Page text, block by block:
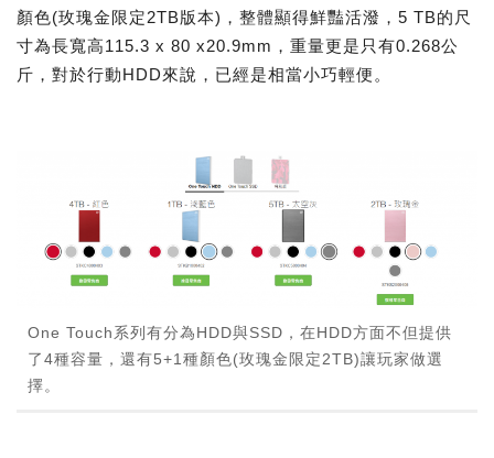
顏色(玫瑰金限定2TB版本)，整體顯得鮮豔活潑，5 TB的尺
寸為長寬高115.3 x 80 x20.9mm，重量更是只有0.268公
斤，對於行動HDD來說，已經是相當小巧輕便。
One Touch系列有分為HDD與SSD，在HDD方面不但提供
了4種容量，還有5+1種顏色(玫瑰金限定2TB)讓玩家做選
擇。